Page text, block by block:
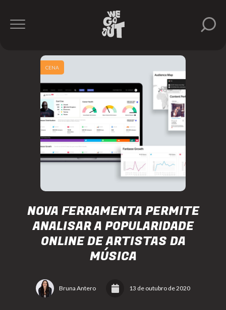
NOVA FERRAMENTA PERMITE
ANALISAR A POPULARIDADE
ONLINE DE ARTISTAS DA
MÚSICA
Bruna Antero 13 de outubro de 2020
CENA